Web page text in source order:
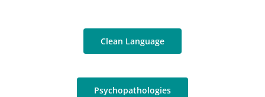
Clean Language
Psychopathologies